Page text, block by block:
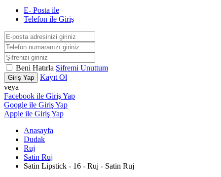
E- Posta ile
Telefon ile Giriş
Beni Hatırla Şifremi Unuttum
Giriş Yap
Kayıt Ol
veya
Facebook ile Giriş Yap
Google ile Giriş Yap
Apple ile Giriş Yap
Anasayfa
Dudak
Ruj
Satin Ruj
Satin Lipstick - 16 - Ruj - Satin Ruj